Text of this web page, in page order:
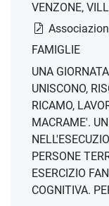
VENZONE,
FAMIGLIE
UNA
UNISCONO,
RICAMO,
MACRAME'.
PERSONE
ESERCIZIO
COGNITIVA.